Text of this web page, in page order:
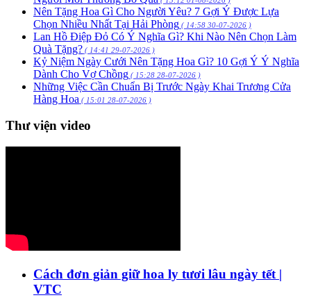
Nên Tặng Hoa Gì Cho Người Yêu? 7 Gợi Ý Được Lựa
Chọn Nhiều Nhất Tại Hải Phòng ( 14:58 30-07-2026 )
Lan Hồ Điệp Đỏ Có Ý Nghĩa Gì? Khi Nào Nên Chọn Làm
Quà Tặng? ( 14:41 29-07-2026 )
Kỷ Niệm Ngày Cưới Nên Tặng Hoa Gì? 10 Gợi Ý Ý Nghĩa
Dành Cho Vợ Chồng ( 15:28 28-07-2026 )
Những Việc Cần Chuẩn Bị Trước Ngày Khai Trương Cửa
Hàng Hoa ( 15:01 28-07-2026 )
Thư viện video
Cách đơn giản giữ hoa ly tươi lâu ngày tết |
VTC